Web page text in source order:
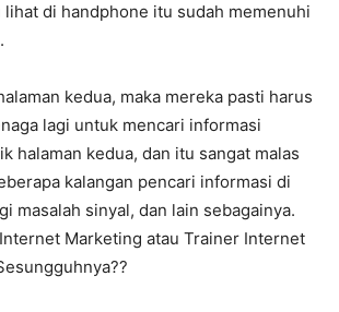
lihat di handphone itu sudah memenuhi
kedua, maka mereka pasti harus
lagi untuk mencari informasi
halaman kedua, dan itu sangat malas
kalangan pencari informasi di
masalah sinyal, dan lain sebagainya.
Marketing atau Trainer Internet